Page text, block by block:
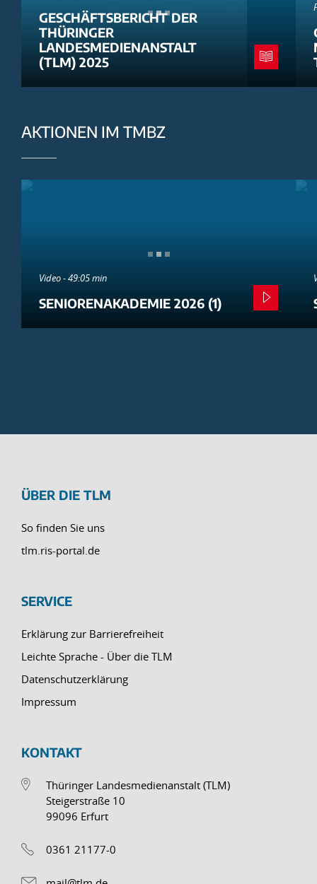
GESCHÄFTSBERICHT DER
THÜRINGER
LANDESMEDIENANSTALT
(TLM) 2025
AKTIONEN IM TMBZ
Video - 49:05 min
SENIORENAKADEMIE 2026 (1)
ÜBER DIE TLM
So finden Sie uns
tlm.ris-portal.de
SERVICE
Erklärung zur Barrierefreiheit
Leichte Sprache - Über die TLM
Datenschutzerklärung
Impressum
KONTAKT
Thüringer Landesmedienanstalt (TLM)
Steigerstraße 10
99096 Erfurt
0361 21177-0